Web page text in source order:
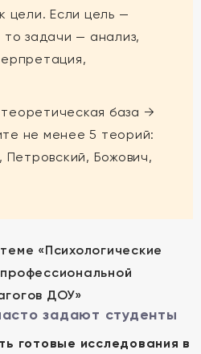
цели. Если цель —
то задачи — анализ,
база →
не менее 5 теорий:
Божович,
«Психологические
ДОУ»
задают студенты
готовые исследования в